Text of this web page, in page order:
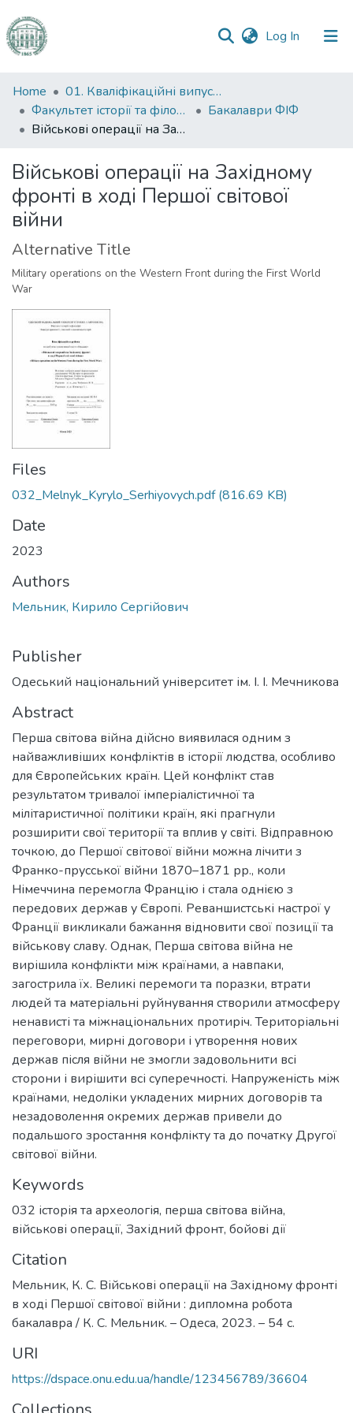
Log In (current)
Communities
&
Collections
Statistics
Home
01. Кваліфікаційні випускні роботи здобувачів вищої освіти
Факультет історії та філософії
Бакалаври ФІФ
Військові операції на Західному фронті в ході Першої світової війни
Військові операції на Західному
фронті в ході Першої світової
війни
Alternative Title
Military operations on the Western Front during the First World
War
Files
032_Melnyk_Kyrylo_Serhiyovych.pdf(816.69 KB)
Date
2023
Authors
Мельник, Кирило Сергійович
Publisher
Одеський національний університет ім. І. І. Мечникова
Abstract
Перша світова війна дійсно виявилася одним з
найважливіших конфліктів в історії людства, особливо
для Європейських країн. Цей конфлікт став
результатом тривалої імперіалістичної та
мілітаристичної політики країн, які прагнули
розширити свої території та вплив у світі. Відправною
точкою, до Першої світової війни можна лічити з
Франко-прусської війни 1870–1871 рр., коли
Німеччина перемогла Францію і стала однією з
передових держав у Європі. Реваншистські настрої у
Франції викликали бажання відновити свої позиції та
військову славу. Однак, Перша світова війна не
вирішила конфлікти між країнами, а навпаки,
загострила їх. Великі перемоги та поразки, втрати
людей та матеріальні руйнування створили атмосферу
ненависті та міжнаціональних протиріч. Територіальні
переговори, мирні договори і утворення нових
держав після війни не змогли задовольнити всі
сторони і вирішити всі суперечності. Напруженість між
країнами, недоліки укладених мирних договорів та
незадоволення окремих держав привели до
подальшого зростання конфлікту та до початку Другої
світової війни.
Keywords
032 історія та археологія, перша світова війна,
військові операції, Західний фронт, бойові дії
Citation
Мельник, К. С. Військові операції на Західному фронті
в ході Першої світової війни : дипломна робота
бакалавра / К. С. Мельник. – Одеса, 2023. – 54 с.
URI
https://dspace.onu.edu.ua/handle/123456789/36604